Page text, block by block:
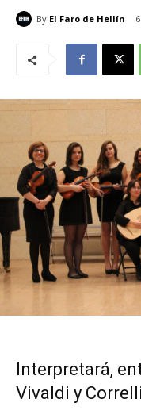
By El Faro de Hellín
Interpretará,
Vivaldi y Correlli